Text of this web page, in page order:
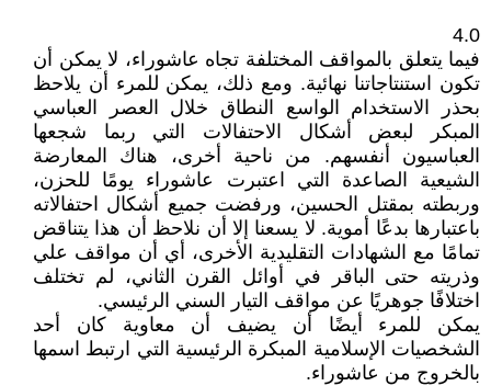
4.0
فيما يتعلق بالمواقف المختلفة تجاه عاشوراء، لا يمكن أن
تكون استنتاجاتنا نهائية. ومع ذلك، يمكن للمرء أن يلاحظ
بحذر الاستخدام الواسع النطاق خلال العصر العباسي
المبكر لبعض أشكال الاحتفالات التي ربما شجعها
العباسيون أنفسهم. من ناحية أخرى، هناك المعارضة
الشيعية الصاعدة التي اعتبرت عاشوراء يومًا للحزن،
وربطته بمقتل الحسين، ورفضت جميع أشكال احتفالاته
باعتبارها بدعًا أموية. لا يسعنا إلا أن نلاحظ أن هذا يتناقض
تمامًا مع الشهادات التقليدية الأخرى، أي أن مواقف علي
وذريته حتى الباقر في أوائل القرن الثاني، لم تختلف
اختلافًا جوهريًا عن مواقف التيار السني الرئيسي.
يمكن للمرء أيضًا أن يضيف أن معاوية كان أحد
الشخصيات الإسلامية المبكرة الرئيسية التي ارتبط اسمها
بالخروج من عاشوراء.